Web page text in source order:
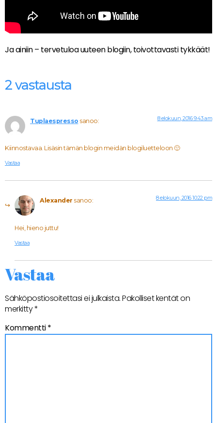
Ja ainiin – tervetuloa uuteen blogiin, toivottavasti tykkäät!
2 vastausta
Tuplaespresso sanoo: 8 elokuun, 2016 9:43 am
Kiinnostavaa. Lisäsin tämän blogin meidän blogiluetteloon 🙂
Vastaa
Alexander sanoo: 8 elokuun, 2016 10:22 pm
Hei, hieno juttu!
Vastaa
Vastaa
Sähköpostiosoitettasi ei julkaista.Pakolliset kentät on
merkitty*
Kommentti*